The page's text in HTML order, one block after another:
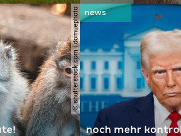
© shutterstock.com | domuephoto
noch mehr